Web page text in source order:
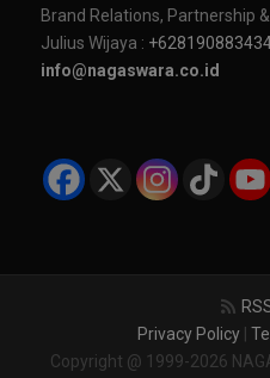
Brand Relations, Partnership
Julius Wijaya :
info@nagaswara.co.id
Privacy Policy
Copyright @ 1999-2026